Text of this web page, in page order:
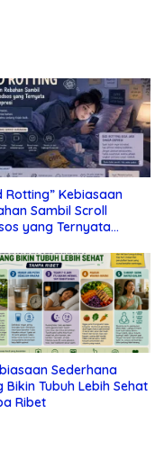
Rotting” Kebiasaan
Sambil Scroll
yang Ternyata
Sederhana
Bikin Tubuh Lebih Sehat
Ribet